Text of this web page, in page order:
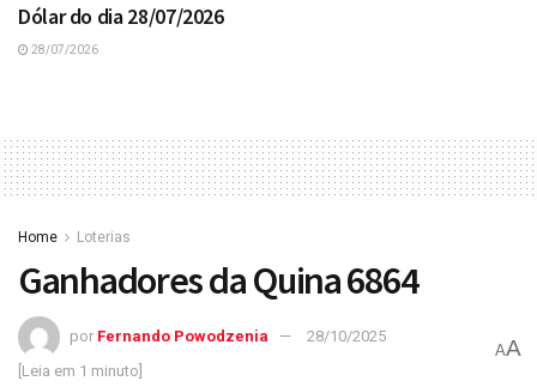
Dólar do dia 28/07/2026
28/07/2026
Home Loterias
Ganhadores da Quina 6864
por Fernando Powodzenia
28/10/2025
[Leia em 1 minuto]
AA